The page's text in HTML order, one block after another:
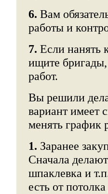
6. Вам
работы и
7. Если нанять
ищите
работ.
Вы решили
вариант имеет
менять график
1. Заранее
Сначала
шпаклевка и
есть от